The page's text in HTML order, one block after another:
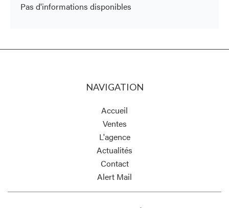
Pas d'informations disponibles
NAVIGATION
Accueil
Ventes
L'agence
Actualités
Contact
Alert Mail